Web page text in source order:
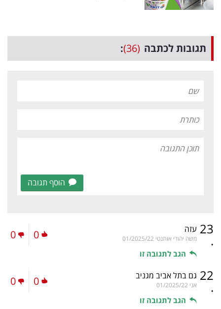
תגובות לכתבה (36)
:
הוסף תגובה
23
.
עזה
משה יהודי אותנטי 01/2025/22
הגב לתגובה זו
0
0
22
.
גם בתל אביב מגניב
אני 01/2025/22
הגב לתגובה זו
0
0